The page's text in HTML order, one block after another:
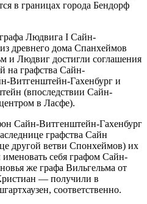
в границах города Бендорф
графа Людвига I Сайн-
древнего дома Спанхеймов
и Людвиг достигли соглашения
на графства Сайн-
Витгенштейн-Гахенбург и
(впоследствии Сайн-
в Ласфе).
Сайн-Витгенштейн-Гахенбург
графства Сайн
другой ветви Спонхеймов) их
себя графом Сайн-
же графа Вильгельма от
— получили в
соответственно.